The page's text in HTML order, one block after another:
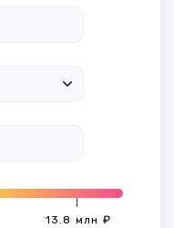
13.8 млн ₽